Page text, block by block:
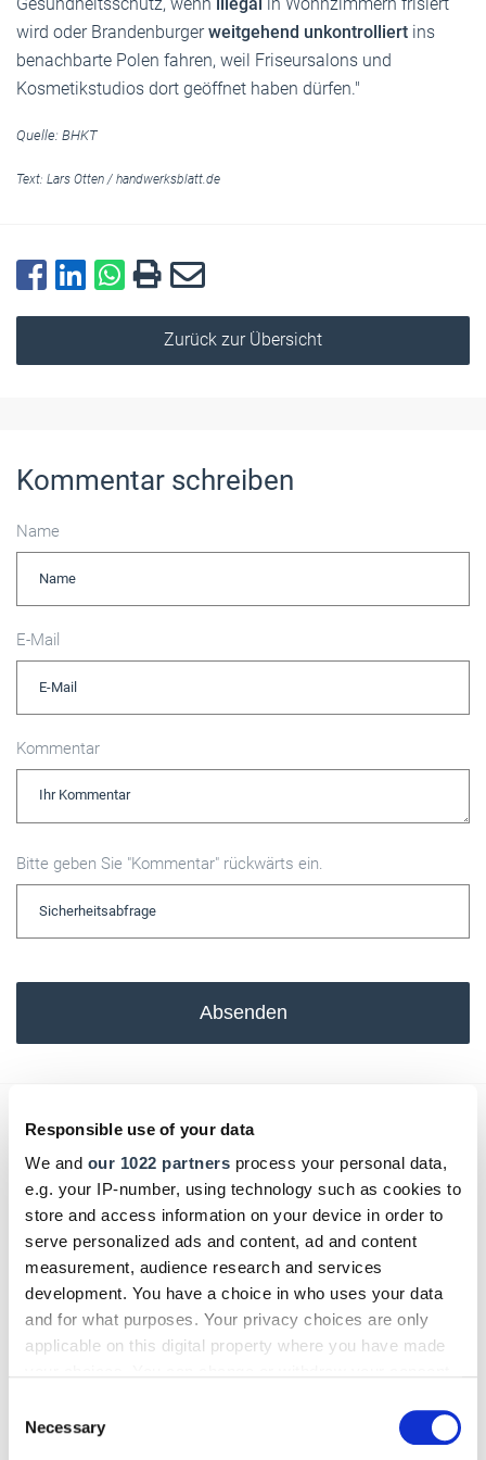
Responsible use of your data
We and our 1022 partners process your personal data,
e.g. your IP-number, using technology such as cookies to
store and access information on your device in order to
serve personalized ads and content, ad and content
measurement, audience research and services
development. You have a choice in who uses your data
and for what purposes. Your privacy choices are only
applicable on this digital property where you have made
the Privacy trigger icon.
Selection
Necessary
wird oder Brandenburgerweitgehend unkontrolliert ins
benachbarte Polen fahren, weil Friseursalons und
Kosmetikstudios dort geöffnet haben dürfen."
Quelle: BHKT
Text: Lars Otten / handwerksblatt.de
Zurück zur Übersicht
Kommentar schreiben
Name
E-Mail
Kommentar
Bitte geben Sie "Kommentar" rückwärts ein.
Absenden
Das könnte Sie auch interessieren: